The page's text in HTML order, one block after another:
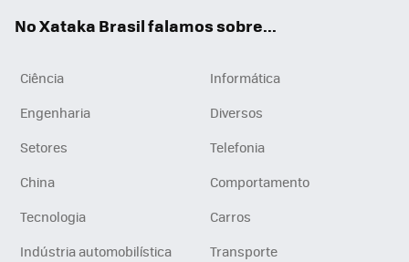
No Xataka Brasil falamos sobre...
Ciência
Informática
Engenharia
Diversos
Setores
Telefonia
China
Comportamento
Tecnologia
Carros
Indústria automobilística
Transporte